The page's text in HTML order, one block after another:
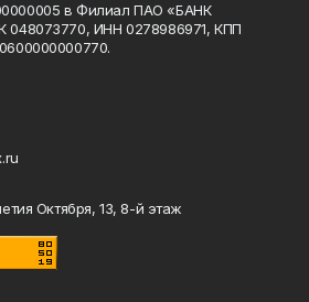
в Филиал ПАО «БАНК
048073770, ИНН 0278986971, КПП
Октября, 13, 8-й этаж